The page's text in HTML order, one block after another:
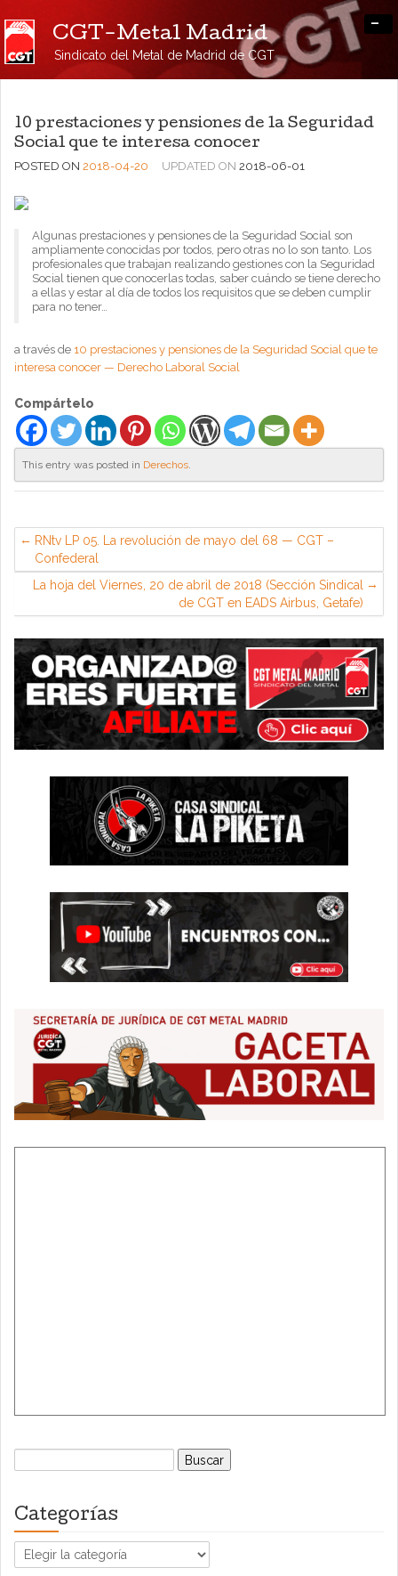
CGT-Metal Madrid
Sindicato del Metal de Madrid de CGT
-
10 prestaciones y pensiones de la Seguridad
Social que te interesa conocer
POSTED ON 2018-04-20 UPDATED ON 2018-06-01
Algunas prestaciones y pensiones de la Seguridad Social son
ampliamente conocidas por todos, pero otras no lo son tanto. Los
profesionales que trabajan realizando gestiones con la Seguridad
Social tienen que conocerlas todas, saber cuándo se tiene derecho
a ellas y estar al día de todos los requisitos que se deben cumplir
para no tener…
a través de 10 prestaciones y pensiones de la Seguridad Social que te
interesa conocer — Derecho Laboral Social
Compártelo
This entry was posted in Derechos.
RNtv LP 05. La revolución de mayo del 68 — CGT –
Confederal
La hoja del Viernes, 20 de abril de 2018 (Sección Sindical
de CGT en EADS Airbus, Getafe)
Buscar:
Categorías
Categorías